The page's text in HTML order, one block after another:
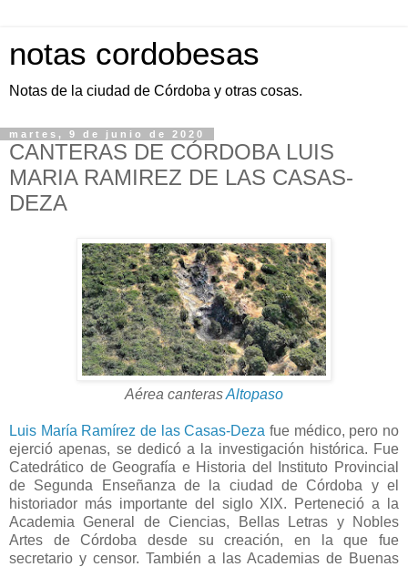
notas cordobesas
Notas de la ciudad de Córdoba y otras cosas.
martes, 9 de junio de 2020
CANTERAS DE CÓRDOBA LUIS
MARIA RAMIREZ DE LAS CASAS-
DEZA
Aérea canterasAltopaso
Luis María Ramírez de las Casas-Deza fue médico, pero no
ejerció apenas, se dedicó a la investigación histórica. Fue
Catedrático de Geografía e Historia del Instituto Provincial
de Segunda Enseñanza de la ciudad de Córdoba y el
historiador más importante del siglo XIX. Perteneció a la
Academia General de Ciencias, Bellas Letras y Nobles
Artes de Córdoba desde su creación, en la que fue
secretario y censor. También a las Academias de Buenas